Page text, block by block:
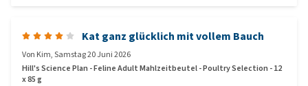
Kat ganz glücklich mit vollem Bauch
Von Kim,Samstag 20 Juni 2026
Hill's Science Plan - Feline Adult Mahlzeitbeutel - Poultry Selection - 12
x 85 g